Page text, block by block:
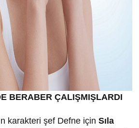
BERABER ÇALIŞMIŞLARDI
karakteri şef Defne için Sıla